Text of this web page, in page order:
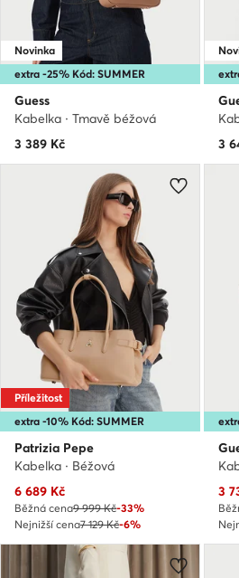
extra -25% Kód: SUMMER
Novinka
Guess
Kabelka · Tmavě béžová
3 389 Kč
3
extra -10% Kód: SUMMER
Příležitost
Patrizia Pepe
Kabelka · Béžová
Aktuální cena
6 689 Kč
Běžná cena9 999 Kč-33%
Nejnižší cena7 129 Kč-6%
3